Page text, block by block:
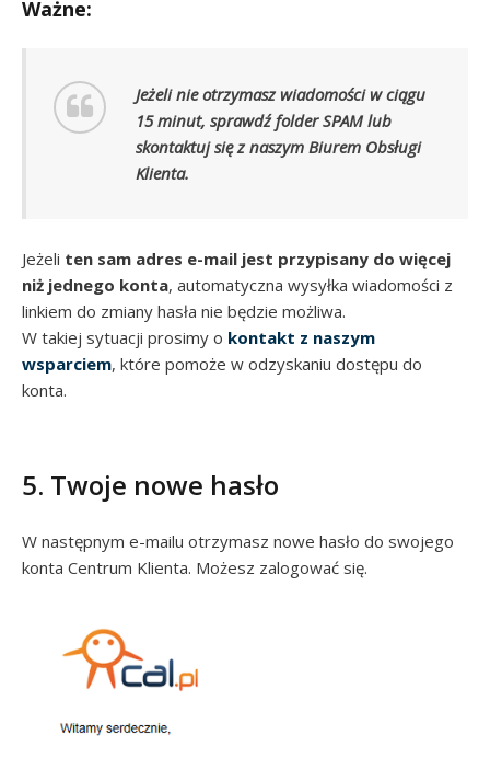
Ważne:
Jeżeli nie otrzymasz wiadomości w ciągu
15 minut, sprawdź folder SPAM lub
skontaktuj się z naszym Biurem Obsługi
Klienta.
Jeżeli ten sam adres e-mail jest przypisany do więcej
niż jednego konta, automatyczna wysyłka wiadomości z
linkiem do zmiany hasła nie będzie możliwa.
W takiej sytuacji prosimy o kontakt z naszym
wsparciem, które pomoże w odzyskaniu dostępu do
konta.
5. Twoje nowe hasło
W następnym e-mailu otrzymasz nowe hasło do swojego
konta Centrum Klienta. Możesz zalogować się.